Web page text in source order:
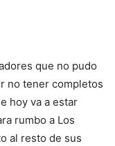
que no pudo
no tener completos
hoy va a estar
rumbo a Los
al resto de sus